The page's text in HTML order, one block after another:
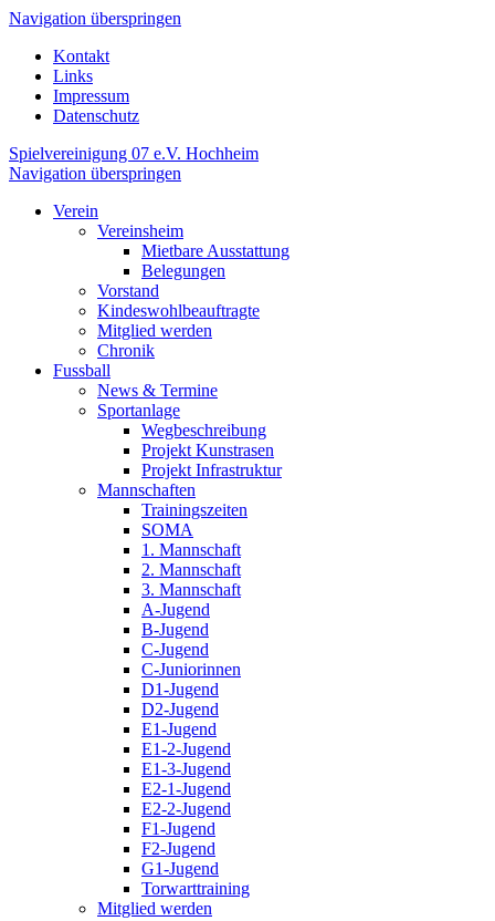
Navigation überspringen
Kontakt
Links
Impressum
Datenschutz
Spielvereinigung 07 e.V. Hochheim
Navigation überspringen
Verein
Vereinsheim
Mietbare Ausstattung
Belegungen
Vorstand
Kindeswohlbeauftragte
Mitglied werden
Chronik
Fussball
News & Termine
Sportanlage
Wegbeschreibung
Projekt Kunstrasen
Projekt Infrastruktur
Mannschaften
Trainingszeiten
SOMA
1. Mannschaft
2. Mannschaft
3. Mannschaft
A-Jugend
B-Jugend
C-Jugend
C-Juniorinnen
D1-Jugend
D2-Jugend
E1-Jugend
E1-2-Jugend
E1-3-Jugend
E2-1-Jugend
E2-2-Jugend
F1-Jugend
F2-Jugend
G1-Jugend
Torwarttraining
Mitglied werden